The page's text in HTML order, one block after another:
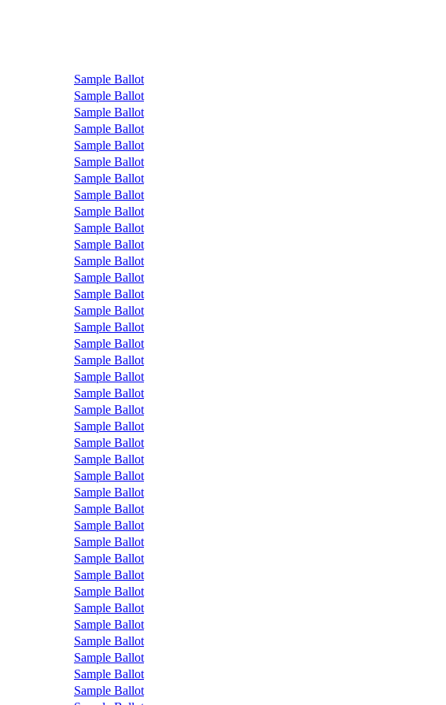
Sample Ballot
Sample Ballot
Sample Ballot
Sample Ballot
Sample Ballot
Sample Ballot
Sample Ballot
Sample Ballot
Sample Ballot
Sample Ballot
Sample Ballot
Sample Ballot
Sample Ballot
Sample Ballot
Sample Ballot
Sample Ballot
Sample Ballot
Sample Ballot
Sample Ballot
Sample Ballot
Sample Ballot
Sample Ballot
Sample Ballot
Sample Ballot
Sample Ballot
Sample Ballot
Sample Ballot
Sample Ballot
Sample Ballot
Sample Ballot
Sample Ballot
Sample Ballot
Sample Ballot
Sample Ballot
Sample Ballot
Sample Ballot
Sample Ballot
Sample Ballot